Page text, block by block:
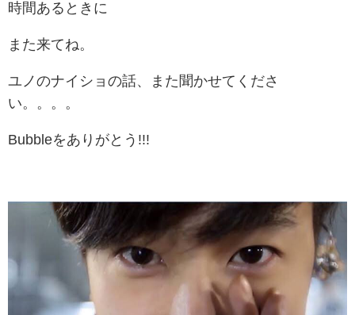
時間あるときに
また来てね。
ユノのナイショの話、また聞かせてくださ
い。。。。
Bubbleをありがとう!!!